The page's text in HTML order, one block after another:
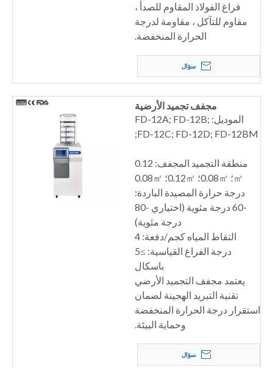
فراغ الفولاذ المقاوم للصدأ ،
مقاوم للتآكل ، مقاومة لدرجة
الحرارة المنخفضة.
سؤال
مجفف تجميد الأرضية
الموديل: FD-12A; FD-12B;
FD-12C; FD-12D; FD-12BM;
منطقة التجميد المجفف: 0.12
㎡؛ 0.08㎡؛ 0.12㎡؛ 0.08㎡
درجة حرارة المصيدة الباردة:
-60 درجة مئوية (اختياري -80
درجة مئوية)
التقاط المياه كجم/دفعة: 4
درجة الفراغ القياسية: ≥5
باسكال
يعتمد مجفف التجميد الأرضي
تقنية التبريد الهجينة لضمان
استقرار درجة الحرارة المنخفضة
وحماية البيئة.
سؤال